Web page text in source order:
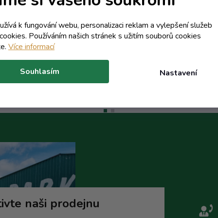
k fungování webu, personalizaci reklam a vylepšení služeb
Používáním našich stránek s užitím souborů cookies
Více informací
Nastavení
Souhlasím
žlté+nápis Jablkovica
sklad - dodání do 10 dnů
218,74 Kč včetně DPH
180,78 Kč/ ks
Slivovica
Skladem
205,06 Kč včetně DPH
169,47 Kč/ ks
naši prodejnu